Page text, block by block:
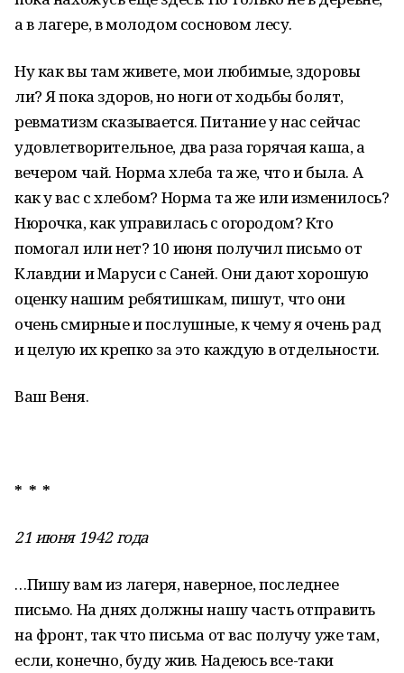
а в лагере, в молодом сосновом лесу.
Ну как вы там живете, мои любимые, здоровы
ли? Я пока здоров, но ноги от ходьбы болят,
ревматизм сказывается. Питание у нас сейчас
удовлетворительное, два раза горячая каша, а
вечером чай. Норма хлеба та же, что и была. А
как у вас с хлебом? Норма та же или изменилось?
Нюрочка, как управилась с огородом? Кто
помогал или нет? 10 июня получил письмо от
Клавдии и Маруси с Саней. Они дают хорошую
оценку нашим ребятишкам, пишут, что они
очень смирные и послушные, к чему я очень рад
и целую их крепко за это каждую в отдельности.
Ваш Веня.
* * *
21 июня 1942 года
…Пишу вам из лагеря, наверное, последнее
письмо. На днях должны нашу часть отправить
на фронт, так что письма от вас получу уже там,
если, конечно, буду жив. Надеюсь все-таки